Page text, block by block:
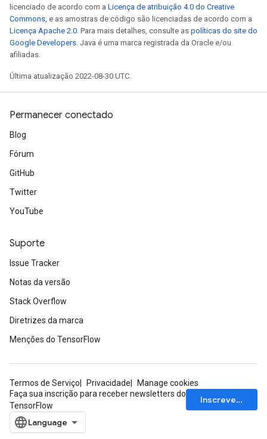
licenciado de acordo com a Licença de atribuição 4.0 do Creative
Commons, e as amostras de código são licenciadas de acordo com a
Licença Apache 2.0. Para mais detalhes, consulte as políticas do site do
Google Developers. Java é uma marca registrada da Oracle e/ou
afiliadas.
Última atualização 2022-08-30 UTC.
Permanecer conectado
Blog
Fórum
GitHub
Twitter
YouTube
Suporte
Issue Tracker
Notas da versão
Stack Overflow
Diretrizes da marca
Menções do TensorFlow
Termos de Serviço Privacidade
Manage cookies
Faça sua inscrição para receber newsletters do
TensorFlow
Inscrever-se